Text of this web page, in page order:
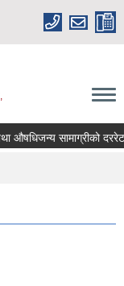
औषधिजन्य सामाग्रीको